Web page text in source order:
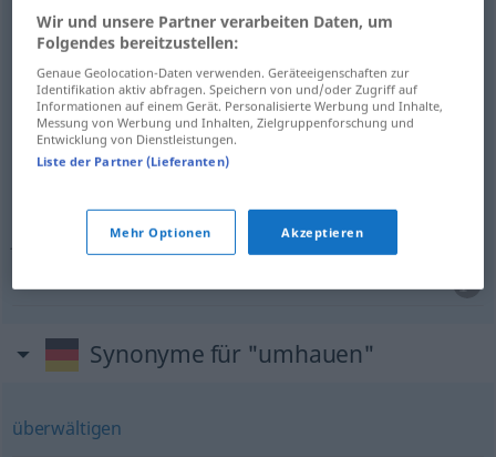
derribar umhauen
cortar(a hachazos) umhauen Baum
dejaratontado umhauen
fertigmachen)Hitze
Synonyme für "umhauen"
überwältigen
Wir und unsere Partner verarbeiten Daten, um
Folgendes bereitzustellen:
Genaue Geolocation-Daten verwenden. Geräteeigenschaften zur
Identifikation aktiv abfragen. Speichern von und/oder Zugriff auf
Informationen auf einem Gerät. Personalisierte Werbung und Inhalte,
Messung von Werbung und Inhalten, Zielgruppenforschung und
Entwicklung von Dienstleistungen.
Liste der Partner (Lieferanten)
Mehr Optionen Akzeptieren